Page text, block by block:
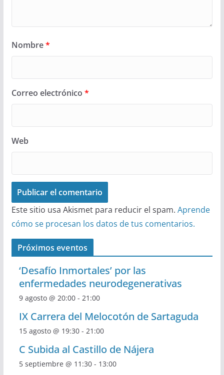
Nombre*
Correo electrónico *
Web
Este sitio usa Akismet para reducir el spam. Aprende
cómo se procesan los datos de tus comentarios.
Próximos eventos
‘Desafío Inmortales’ por las
enfermedades neurodegenerativas
9 agosto @ 20:00- 21:00
IX Carrera del Melocotón de Sartaguda
15 agosto @ 19:30- 21:00
C Subida al Castillo de Nájera
5 septiembre @ 11:30- 13:00